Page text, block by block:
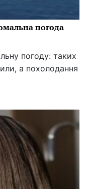
погода
погоду: таких
а похолодання